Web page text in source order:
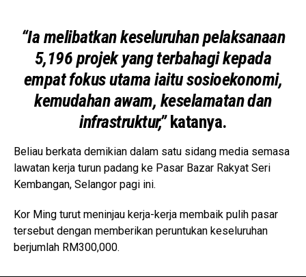
“Ia melibatkan keseluruhan pelaksanaan
5,196 projek yang terbahagi kepada
empat fokus utama iaitu sosioekonomi,
kemudahan awam, keselamatan dan
infrastruktur,”katanya.
Beliau berkata demikian dalam satu sidang media semasa
lawatan kerja turun padang ke Pasar Bazar Rakyat Seri
Kembangan, Selangor pagi ini.
Kor Ming turut meninjau kerja-kerja membaik pulih pasar
tersebut dengan memberikan peruntukan keseluruhan
berjumlah RM300,000.